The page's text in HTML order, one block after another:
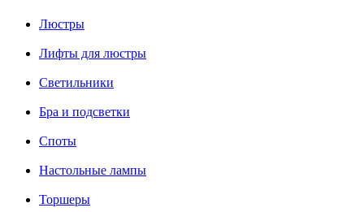
Люстры
Лифты для люстры
Светильники
Бра и подсветки
Споты
Настольные лампы
Торшеры